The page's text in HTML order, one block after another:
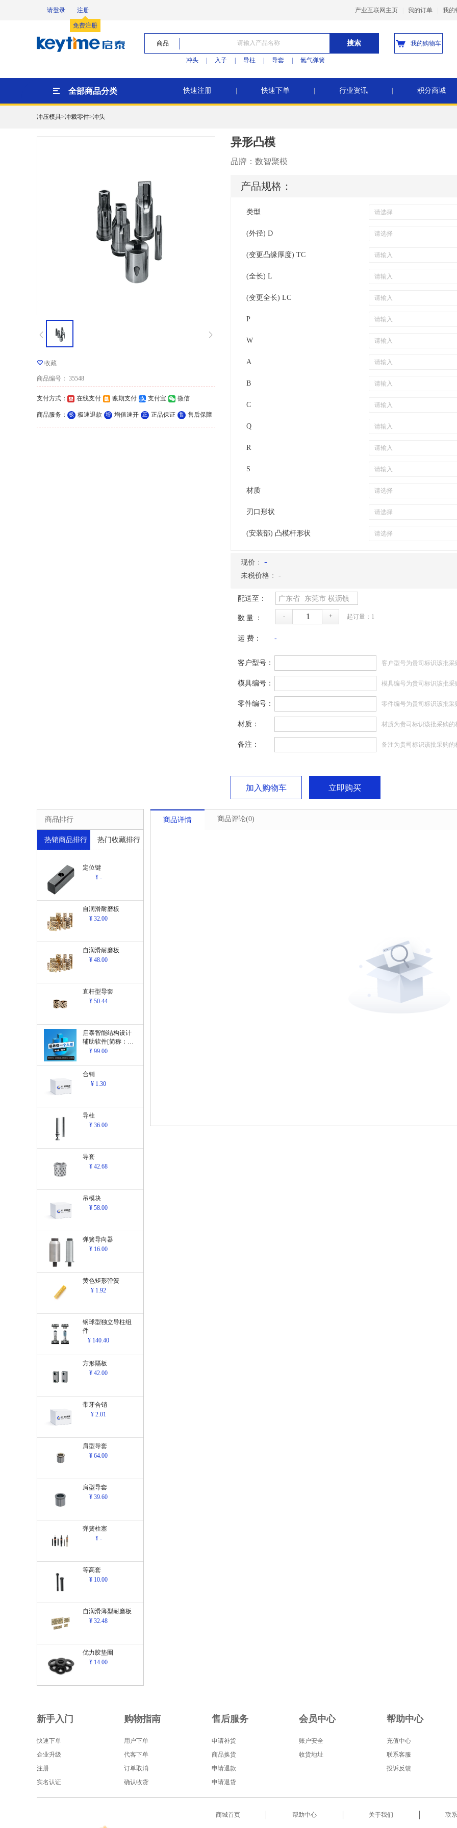
请登录 注册
免费注册
产业互联网主页 我的订单 我的
商品 搜索
冲头 入子 导柱 导套 氮气弹簧
我的购物车
全部商品分类 快速注册 快速下单 行业资讯 积分商城
冲压模具>冲裁零件>冲头
收藏
商品编号 ： 35548
支付方式 ： 在线支付 账期支付 支付宝 微信
商品服务 ： 极 极速退款 增 增值速开 正 正品保证 售 售后保障
异形凸模
品牌： 数智聚模
产品规格：
类型
(外径) D
(变更凸缘厚度) TC
(全长) L
(变更全长) LC
P
W
A
B
C
Q
R
S
材质
刃口形状
(安装部) 凸模杆形状
现价 ： -
未税价格 ： -
配送至： 广东省 东莞市 横沥镇
数量： - + 起订量： 1
运 费： -
客户型号： 客户型号为贵司标识该批采
模具编号： 模具编号为贵司标识该批采
零件编号： 零件编号为贵司标识该批采
材质： 材质为贵司标识该批采购的
备注： 备注为贵司标识该批采购的
加入购物车 立即购买
商品排行
热销商品排行 热门收藏排行
定位键
¥ -
自润滑耐磨板
¥ 32.00
自润滑耐磨板
¥ 48.00
直杆型导套
¥ 50.44
启泰智能结构设计
辅助软件[简称：结
构设计辅助软
¥ 99.00
合销
¥ 1.30
导柱
¥ 36.00
导套
¥ 42.68
吊模块
¥ 58.00
弹簧导向器
¥ 16.00
黄色矩形弹簧
¥ 1.92
钢球型独立导柱组
件
¥ 140.40
方形隔板
¥ 42.00
带牙合销
¥ 2.01
肩型导套
¥ 64.00
肩型导套
¥ 39.60
弹簧柱塞
¥ -
等高套
¥ 10.00
自润滑薄型耐磨板
¥ 32.48
优力胶垫圈
¥ 14.00
商品详情 商品评论(0)
新手入门
快速下单
企业升级
注册
实名认证
购物指南
用户下单
代客下单
订单取消
确认收货
售后服务
申请补货
商品换货
申请退款
申请退货
会员中心
账户安全
收货地址
帮助中心
充值中心
联系客服
投诉反馈
商城首页 帮助中心 关于我们 联